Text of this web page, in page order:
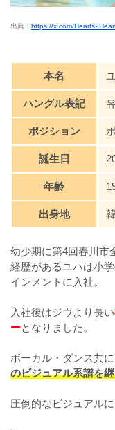
出典： https://x.com/
本名
ハングル表記
ポジション
誕生日
年齢
出身地
幼少期に第4回春川市
経歴があるユハは小
インメントに入社。
入社後はジウより長い
ーとなりました。
ボーカル・ダンス共
のビジュアル系譜を
圧倒的なビジュアル